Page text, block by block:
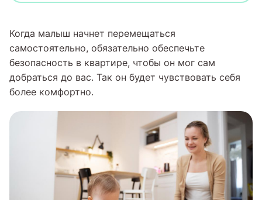
Когда малыш начнет перемещаться
самостоятельно, обязательно обеспечьте
безопасность в квартире, чтобы он мог сам
добраться до вас. Так он будет чувствовать себя
более комфортно.